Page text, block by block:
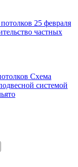
25 февраля
частных
Схема
системой